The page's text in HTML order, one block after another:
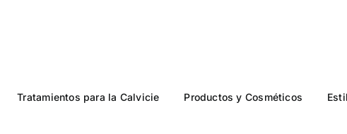
Tratamientos para la Calvicie Productos y Cosméticos